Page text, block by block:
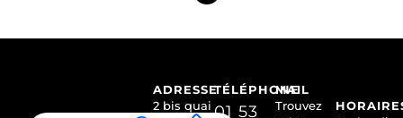
ADRESSE
2 bis quai
TÉLÉPHONE
01 53
MAIL
Trouvez